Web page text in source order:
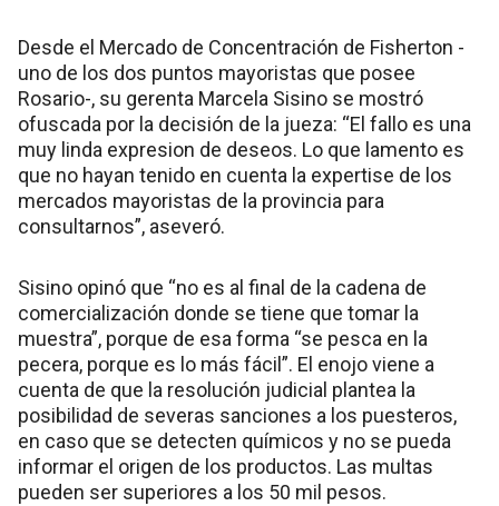
Desde el Mercado de Concentración de Fisherton -
uno de los dos puntos mayoristas que posee
Rosario-, su gerenta Marcela Sisino se mostró
ofuscada por la decisión de la jueza: “El fallo es una
muy linda expresion de deseos. Lo que lamento es
que no hayan tenido en cuenta la expertise de los
mercados mayoristas de la provincia para
consultarnos”, aseveró.
Sisino opinó que “no es al final de la cadena de
comercialización donde se tiene que tomar la
muestra”, porque de esa forma “se pesca en la
pecera, porque es lo más fácil”. El enojo viene a
cuenta de que la resolución judicial plantea la
posibilidad de severas sanciones a los puesteros,
en caso que se detecten químicos y no se pueda
informar el origen de los productos. Las multas
pueden ser superiores a los 50 mil pesos.